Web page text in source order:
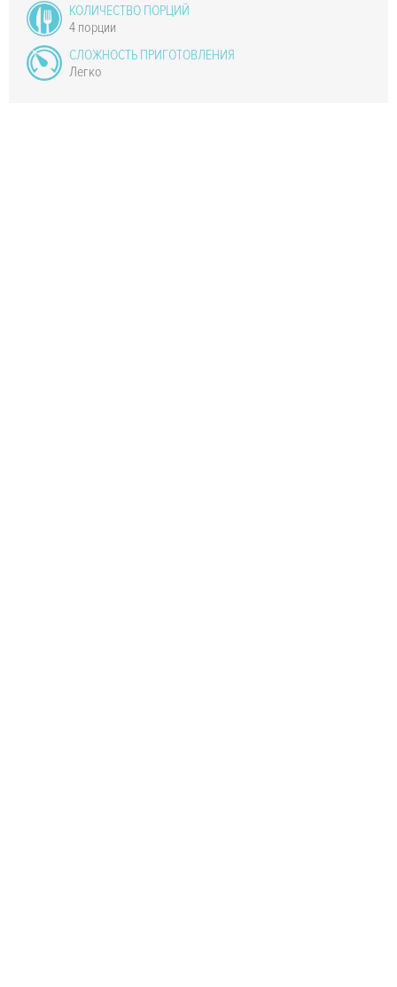
КОЛИЧЕСТВО ПОРЦИЙ
4 порции
СЛОЖНОСТЬ ПРИГОТОВЛЕНИЯ
Легко